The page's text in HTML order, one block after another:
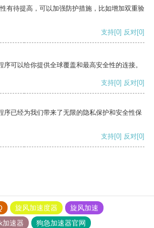
有待提高，可以加强防护措施，比如增加双重验
支持[0] 反对[0]
可以给你提供全球覆盖和最高安全性的连接。
支持[0] 反对[0]
序已经为我们带来了无限的隐私保护和安全性保
支持[0] 反对[0]
旋风加速度器
旋风加速
加速器
狗急加速器官网